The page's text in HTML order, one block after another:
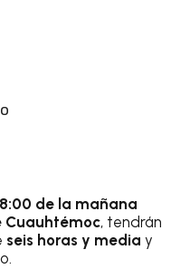
8:00 de la mañana
Cuauhtémoc, tendrán
seis horas y media y